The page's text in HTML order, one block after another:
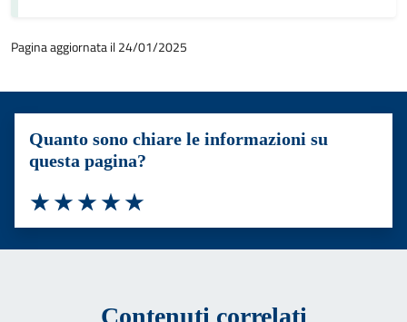
Pagina aggiornata il 24/01/2025
Quanto sono chiare le informazioni su
questa pagina?
Valuta 5 stelle su 5
Valuta 4 stelle su 5
Valuta 3 stelle su 5
Valuta 2 stelle su 5
Valuta 1 stelle su 5
Contenuti correlati